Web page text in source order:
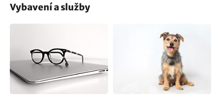
Vybavení a služby